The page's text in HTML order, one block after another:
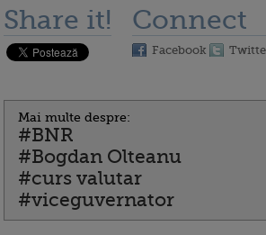
Share it! Connect
Facebook
Mai multe despre:
#BNR
#Bogdan Olteanu
#curs valutar
#viceguvernator